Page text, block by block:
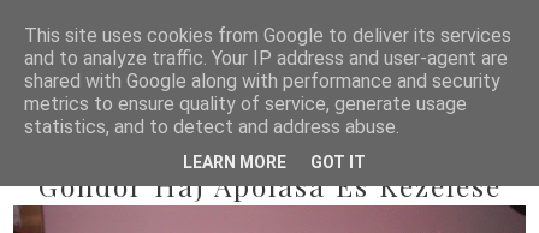
2012/07/11
Göndör Haj Ápolása És Kezelése
This site uses cookies from Google to deliver its services
and to analyze traffic. Your IP address and user-agent are
shared with Google along with performance and security
metrics to ensure quality of service, generate usage
statistics, and to detect and address abuse.
LEARN MORE GOT IT